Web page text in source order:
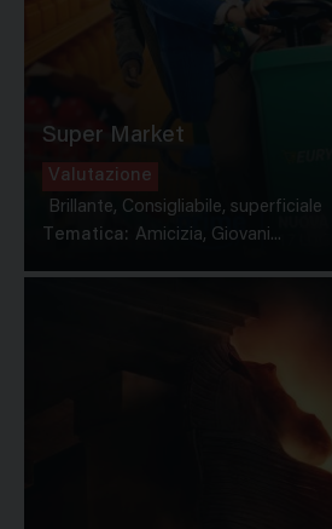
Super Market
Valutazione
Brillante, Consigliabile, superficiale
Tematica: Amicizia, Giovani...